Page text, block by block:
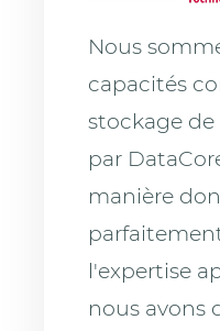
Nous
capacités
stockage de
par
manière
l'expertise
nous avons